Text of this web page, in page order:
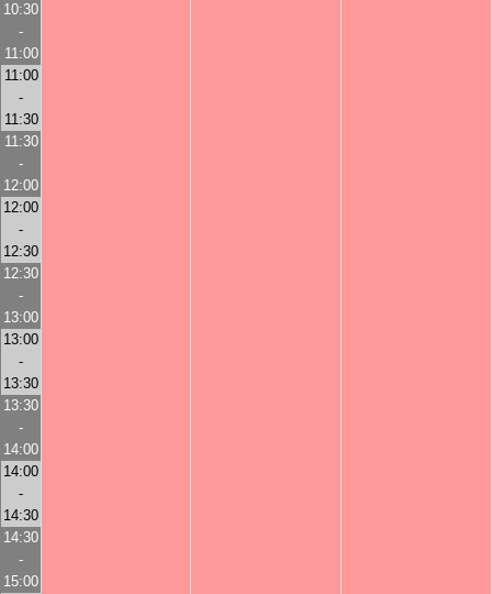
10:30
-
11:00
11:00
-
11:30
11:30
-
12:00
12:00
-
12:30
12:30
-
13:00
13:00
-
13:30
13:30
-
14:00
14:00
-
14:30
14:30
-
15:00